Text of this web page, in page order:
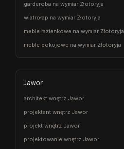
garderoba na wymiar Złotoryja
wiatrołap na wymiar Złotoryja
meble łazienkowe na wymiar Złotoryja
meble pokojowe na wymiar Złotoryja
Jawor
architekt wnętrz Jawor
projektant wnętrz Jawor
projekt wnętrz Jawor
projektowanie wnętrz Jawor